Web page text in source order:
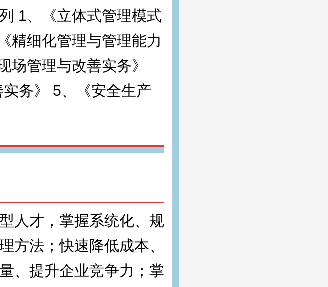
1、《立体式管理模式
细化管理与管理能力
场管理与改善实务》
务》 5、《安全生产
人才，掌握系统化、规
方法；快速降低成本、
、提升企业竞争力；掌